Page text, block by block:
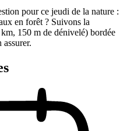
pour ce jeudi de la nature :
en forêt ? Suivons la
150 m de dénivelé) bordée